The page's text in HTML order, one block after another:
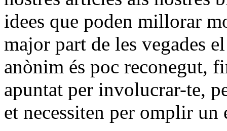
idees que poden millorar
major part de les vegades
anònim és poc reconegut,
apuntat per involucrar-te,
et necessiten per omplir un